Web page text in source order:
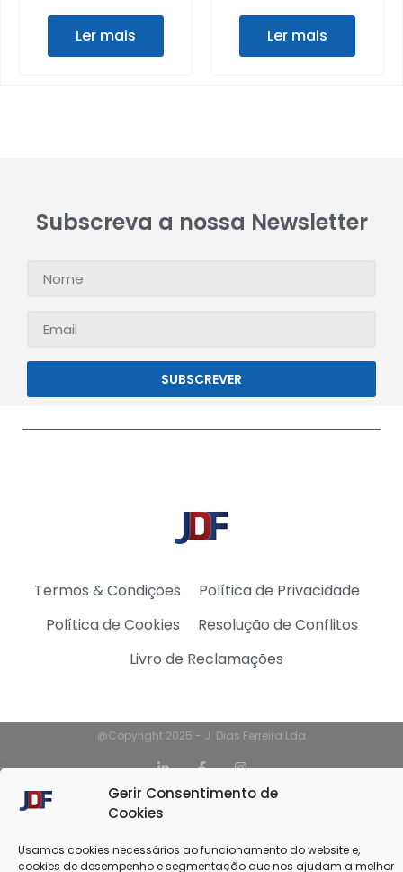
Gerir Consentimento de
Cookies
Usamos cookies necessários ao funcionamento do website e,
cookies de desempenho e segmentação que nos ajudam a melhor
Ler mais Ler mais
Subscreva a nossa Newsletter
SUBSCREVER
Termos & Condições
Política de Privacidade
Política de Cookies
Resolução de Conflitos
Livro de Reclamações
@Copyright 2025 - J. Dias Ferreira Lda